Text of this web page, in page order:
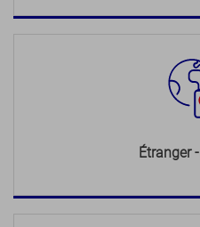
Étranger